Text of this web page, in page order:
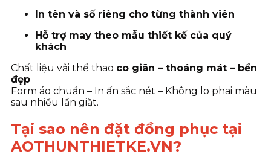
In tên và số riêng cho từng thành viên
Hỗ trợ may theo mẫu thiết kế của quý
khách
Chất liệu vải thể thao co giãn – thoáng mát – bền
đẹp
Form áo chuẩn – In ấn sắc nét – Không lo phai màu
sau nhiều lần giặt.
Tại sao nên đặt đồng phục tại
AOTHUNTHIETKE.VN?